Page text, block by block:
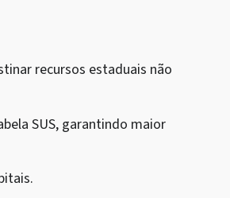
recursos estaduais não
SUS, garantindo maior